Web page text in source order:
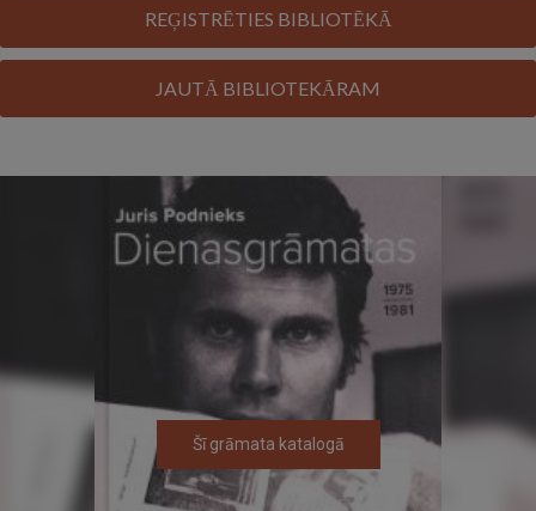
REĢISTRĒTIES BIBLIOTĒKĀ
JAUTĀ BIBLIOTEKĀRAM
Šī grāmata katalogā